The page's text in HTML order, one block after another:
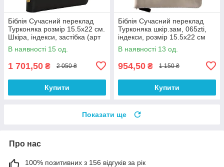
Біблія Сучасний переклад
Турконяка розмір 15.5х22 см.
Шкіра, індекси, застібка (арт
1056901) Чорна
В наявності 15 од.
1 701,50 ₴ 2 050 ₴
Купити
Біблія Сучасний переклад
Турконяка шкір.зам, 065zti,
індекси, розмір 15.5х22 см
(арт 1056616)
В наявності 13 од.
954,50 ₴ 1 150 ₴
Купити
Показати ще
Про нас
100% позитивних з 156 відгуків за рік